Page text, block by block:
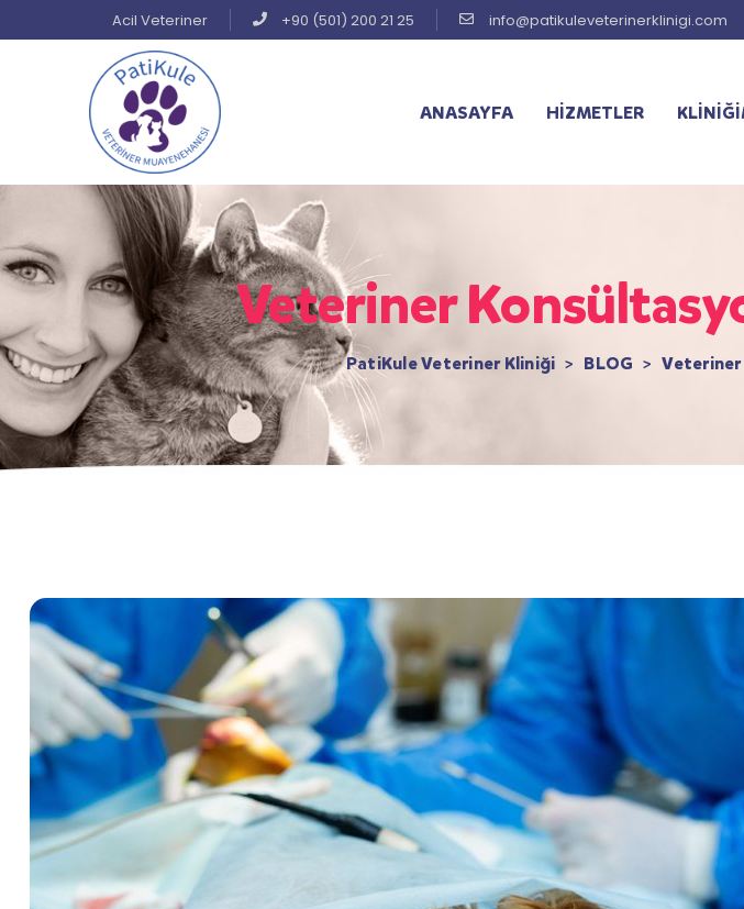
Acil Veteriner +90 (501) 200 21 25 info@patikuleveterinerklinigi.com
ANASAYFA HİZMETLER
Veteriner
PatiKule Veteriner Kliniği > BLOG > Veteriner